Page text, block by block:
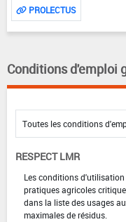
PROLECTUS
Conditions d'emploi
RESPECT LMR
Les conditions
pratiques agricoles
dans la liste des usages
maximales de résidus.